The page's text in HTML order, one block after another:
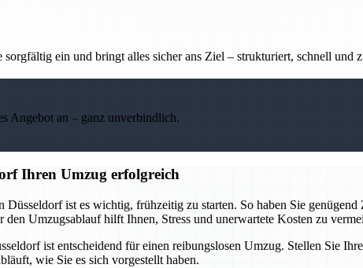
ein und bringt alles sicher ans Ziel – strukturiert, schnell und
Angebot an – ganz unverbindlich.
Ihren Umzug erfolgreich
ist es wichtig, frühzeitig zu starten. So haben Sie
Umzugsablauf hilft Ihnen, Stress und unerwartete Kosten zu
ist entscheidend für einen reibungslosen Umzug. Stellen Sie
wie Sie es sich vorgestellt haben.